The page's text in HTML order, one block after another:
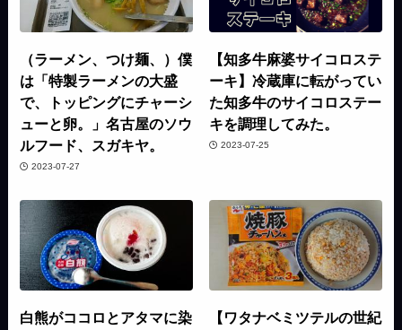
（ラーメン、つけ麺、）僕
は「特製ラーメンの大盛
で、トッピングにチャーシ
ューと卵。」名古屋のソウ
ルフード、スガキヤ。
2023-07-27
【知多牛麻婆サイコロステ
ーキ】冷蔵庫に転がってい
た知多牛のサイコロステー
キを調理してみた。
2023-07-25
白熊がココロとアタマに染
【ワタナベミツテルの世紀